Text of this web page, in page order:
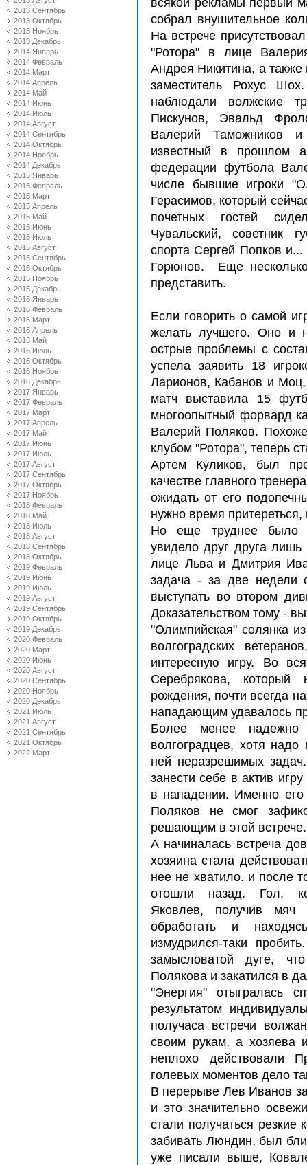
2013 Сентябрь
2013 Октябрь
2013 Ноябрь
2013 Декабрь
2014 Январь
2014 Февраль
2014 Март
2014 Апрель
2014 Май
2014 Июнь
2014 Июль
2014 Август
2014 Сентябрь
2014 Октябрь
2014 Ноябрь
2014 Декабрь
2015 Январь
2015 Февраль
2015 Март
2015 Апрель
2015 Май
2015 Июнь
2015 Июль
2015 Август
2015 Сентябрь
2015 Октябрь
2015 Ноябрь
2015 Декабрь
2016 Январь
2016 Февраль
2016 Март
2016 Апрель
2016 Май
2016 Июнь
2016 Октябрь
2016 Ноябрь
2016 Декабрь
2017 Январь
2017 Февраль
2017 Март
2017 Апрель
2017 Май
2017 Июнь
2017 Июль
2017 Август
2017 Сентябрь
2017 Октябрь
2017 Ноябрь
2018 Февраль
2018 Май
2018 Июль
2018 Август
2018 Сентябрь
2018 Октябрь
2019 Февраль
2019 Июнь
2019 Июль
2019 Август
2019 Сентябрь
2019 Октябрь
2019 Декабрь
2020 Февраль
2020 Март
2020 Июнь
2020 Август
2020 Сентябрь
2020 Ноябрь
2020 Декабрь
2021 Июль
2021 Август
2021 Сентябрь
2021 Октябрь
2022 Март
всякой рекламы первый
собрал внушительное
На встрече
"Ротора" в лице
Андрея Никитина, а также
заместитель Рохус
наблюдали волжские
Пискунов, Эвальд
Валерий Таможников
известный в прошлом
федерации футбола
числе бывшие игроки
Герасимов, который
почетных гостей
Чувальский, советник
спорта Сергей Попков
Горюнов. Еще
представить.
Если говорить о самой
желать лучшего. Оно и
острые проблемы с
успела заявить 18
Ларионов, Кабанов и Моц,
матч выставила 15
многоопытный форвард
Валерий Поляков.
клубом "Ротора", теперь
Артем Куликов, был
качестве главного
ожидать от его
нужно время притереться,
Но еще труднее было
увидело друг друга
лице Льва и Дмитрия
задача - за две недели
выступать во втором
Доказательством тому -
"Олимпийская" солянка
волгоградских
интересную игру. Во
Серебрякова,
рождения, почти всегда
нападающим удавалось
Более менее надежно
волгоградцев, хотя надо
ней неразрешимых
занести себе в актив
в нападении. Именно
Поляков не смог
решающим в этой встрече.
А начиналась встреча
хозяина стала
нее не хватило. и после
отошли назад. Гол,
Яковлев, получив
обработать и
измудрился-таки
замысловатой дуге,
Полякова и закатился в
"Энергия" отыгралась
результатом
получаса встречи
своим рукам, а хозяева
неплохо действовали
голевых моментов дело
В перерыве Лев Иванов
и это значительно
стали получаться
забивать Люндин, был
уже писали выше,